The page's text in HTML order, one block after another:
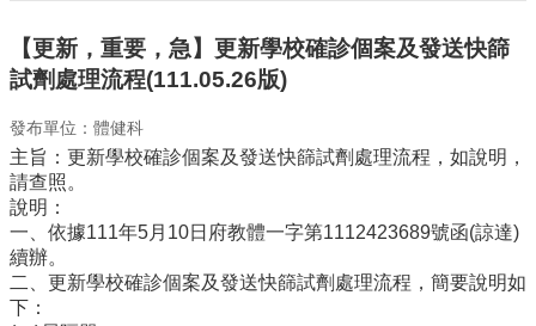
鍵
字
校
訊
息
識
小
【更新，重要，急】更新學校確診個案及發送快篩
試劑處理流程(111.05.26版)
發布單位：體健科
主旨：更新學校確診個案及發送快篩試劑處理流程，如說明，
請查照。
說明：
一、依據111年5月10日府教體一字第1112423689號函(諒達)
續辦。
二、更新學校確診個案及發送快篩試劑處理流程，簡要說明如
下：